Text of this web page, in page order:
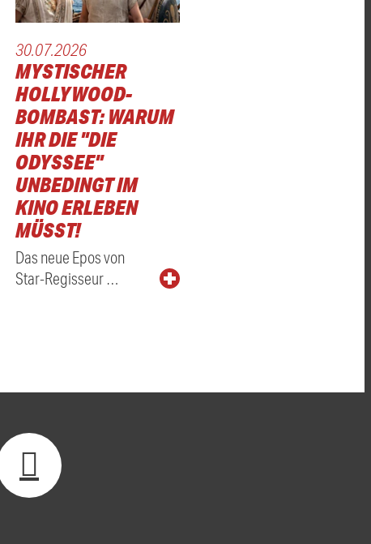
30.07.2026
MYSTISCHER
HOLLYWOOD-
BOMBAST: WARUM
IHR DIE "DIE
ODYSSEE"
UNBEDINGT IM
KINO ERLEBEN
MÜSST!
Das neue Epos von
Star-Regisseur …